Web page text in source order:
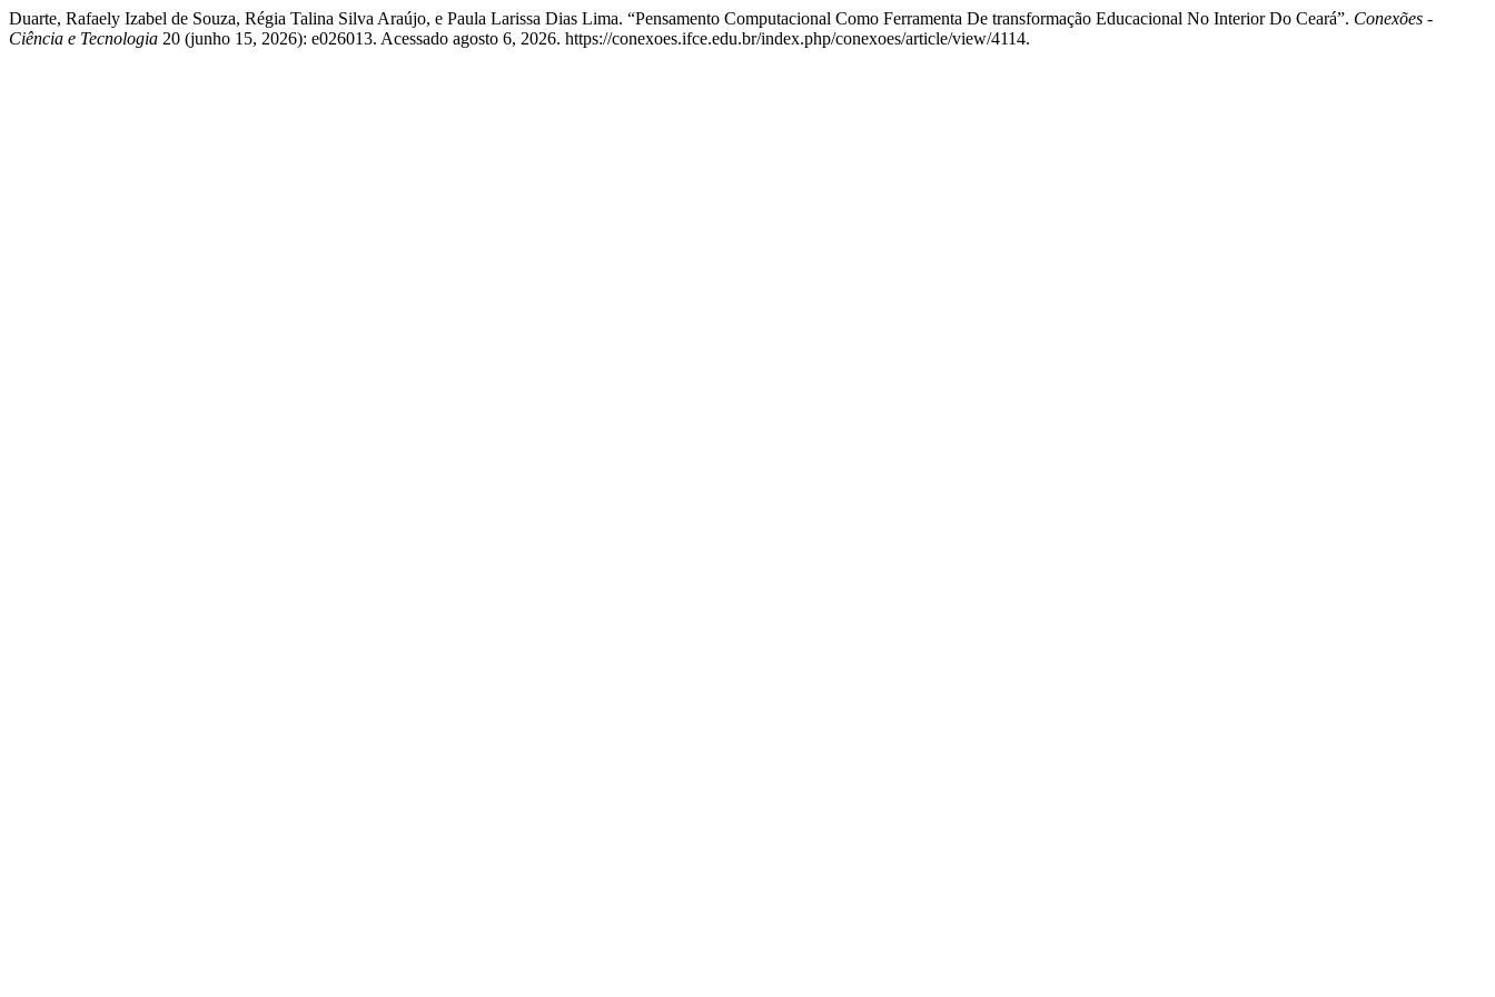
Duarte, Rafaely Izabel de Souza, Régia Talina Silva Araújo, e Paula Larissa Dias Lima. “Pensamento Computacional Como Ferramenta De transformação Educacional No Interior Do Ceará”. Conexões -
Ciência e Tecnologia 20 (junho 15, 2026): e026013. Acessado agosto 6, 2026. https://conexoes.ifce.edu.br/index.php/conexoes/article/view/4114.